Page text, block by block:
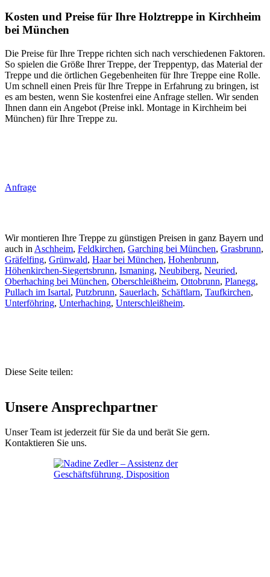
Kosten und Preise für Ihre Holztreppe in Kirchheim
bei München
Die Preise für Ihre Treppe richten sich nach verschiedenen Faktoren.
So spielen die Größe Ihrer Treppe, der Treppentyp, das Material der
Treppe und die örtlichen Gegebenheiten für Ihre Treppe eine Rolle.
Um schnell einen Preis für Ihre Treppe in Erfahrung zu bringen, ist
es am besten, wenn Sie kostenfrei eine Anfrage stellen. Wir senden
Ihnen dann ein Angebot (Preise inkl. Montage in Kirchheim bei
München) für Ihre Treppe zu.
Anfrage
Wir montieren Ihre Treppe zu günstigen Preisen in ganz Bayern und
auch in Aschheim, Feldkirchen, Garching bei München, Grasbrunn,
Gräfelfing, Grünwald, Haar bei München, Hohenbrunn,
Höhenkirchen-Siegertsbrunn, Ismaning, Neubiberg, Neuried,
Oberhaching bei München, Oberschleißheim, Ottobrunn, Planegg,
Pullach im Isartal, Putzbrunn, Sauerlach, Schäftlarn, Taufkirchen,
Unterföhring, Unterhaching, Unterschleißheim.
Diese Seite teilen:
Unsere Ansprechpartner
Unser Team ist jederzeit für Sie da und berät Sie gern.
Kontaktieren Sie uns.